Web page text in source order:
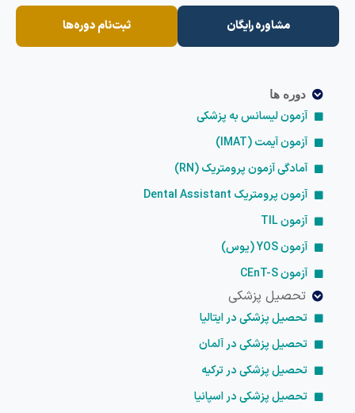
مشاوره رایگان ثبت‌نام دوره‌ها
دوره ها
آزمون لیسانس به پزشکی
آزمون آیمت (IMAT)
آمادگی آزمون پرومتریک (RN)
آزمون پرومتریک Dental Assistant
آزمون TIL
آزمون YOS (یوس)
آزمون CEnT-S
تحصیل پزشکی
تحصیل پزشکی در ایتالیا
تحصیل پزشکی در آلمان
تحصیل پزشکی در ترکیه
تحصیل پزشکی در اسپانیا